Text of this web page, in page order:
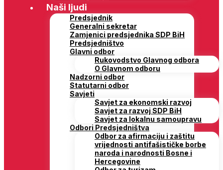
Naši ljudi
Predsjednik
Generalni sekretar
Zamjenici predsjednika SDP BiH
Predsjedništvo
Glavni odbor
Rukovodstvo Glavnog odbora
O Glavnom odboru
Nadzorni odbor
Statutarni odbor
Savjeti
Savjet za ekonomski razvoj
Savjet za razvoj SDP BiH
Savjet za lokalnu samoupravu
Odbori Predsjedništva
Odbor za afirmaciju i zaštitu
vrijednosti antifašističke borbe
naroda i narodnosti Bosne i
Hercegovine